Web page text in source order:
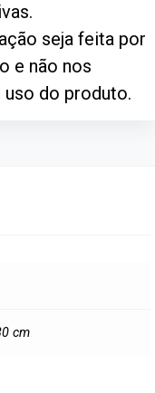
seja feita por
e não nos
do produto.
cm